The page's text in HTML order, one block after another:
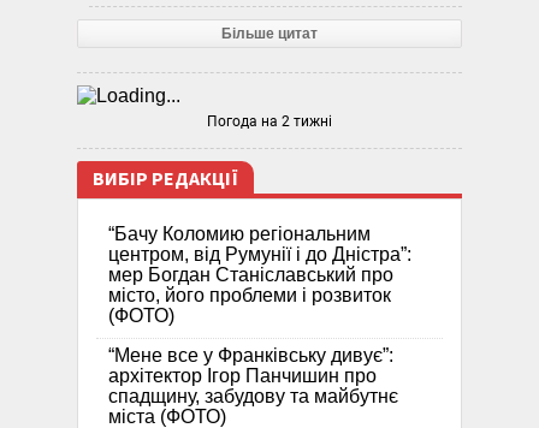
Більше цитат
Погода на 2 тижні
ВИБІР РЕДАКЦІЇ
“Бачу Коломию регіональним
центром, від Румунії і до Дністра”:
мер Богдан Станіславський про
місто, його проблеми і розвиток
(ФОТО)
“Мене все у Франківську дивує”:
архітектор Ігор Панчишин про
спадщину, забудову та майбутнє
міста (ФОТО)